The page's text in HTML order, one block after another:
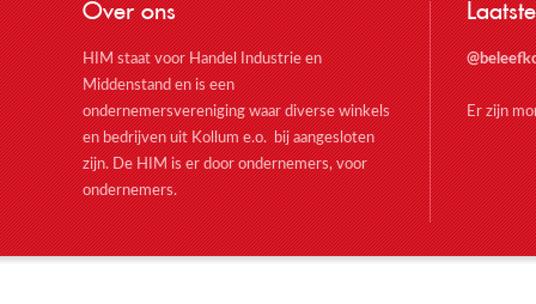
Over ons
HIM staat voor Handel Industrie en
Middenstand en is een
ondernemersvereniging waar diverse winkels
en bedrijven uit Kollum e.o. bij aangesloten
zijn. De HIM is er door ondernemers, voor
ondernemers.
Er zijn